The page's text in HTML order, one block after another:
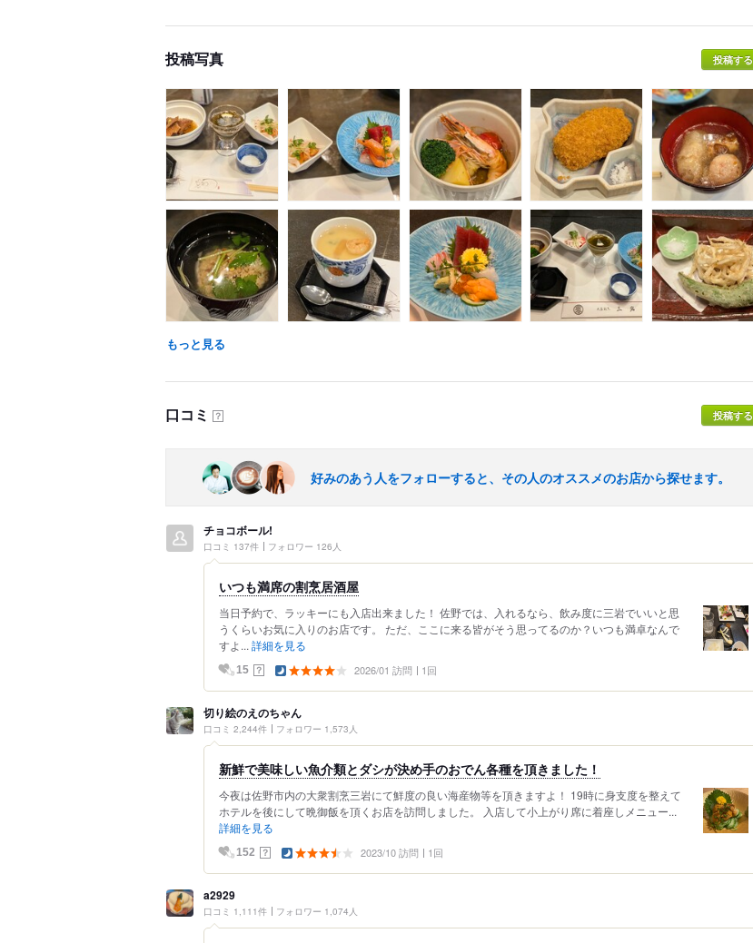
投稿写真 投稿する
もっと見る
口コミ ？ 投稿する
好みのあう人をフォローすると、その人のオススメのお店から探せます。
チョコボール!
口コミ 137件 フォロワー 126人
いつも満席の割烹居酒屋
当日予約で、ラッキーにも入店出来ました！ 佐野では、入れるなら、飲み度に三岩でいいと思
うくらいお気に入りのお店です。 ただ、ここに来る皆がそう思ってるのか？いつも満卓なんで
すよ... 詳細を見る
15 ？ 2026/01 訪問 1回
切り絵のえのちゃん
口コミ 2,244件 フォロワー 1,573人
新鮮で美味しい魚介類とダシが決め手のおでん各種を頂きました！
今夜は佐野市内の大衆割烹三岩にて鮮度の良い海産物等を頂きますよ！ 19時に身支度を整えて
ホテルを後にして晩御飯を頂くお店を訪問しました。 入店して小上がり席に着座しメニュー...
詳細を見る
152 ？ 2023/10 訪問 1回
a2929
口コミ 1,111件 フォロワー 1,074人